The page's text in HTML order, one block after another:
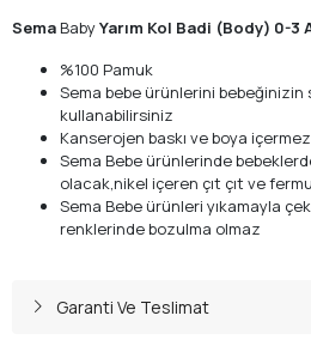
Sema BabyYarım Kol Badi (Body) 0-3
%100 Pamuk
Sema bebe ürünlerini bebeğinizin
kullanabilirsiniz
Kanserojen baskı ve boya içermez
Sema Bebe ürünlerinde
olacak,nikel içeren çıt çıt ve
Sema Bebe ürünleri yıkamayla
renklerinde bozulma olmaz
Garanti Ve Teslimat